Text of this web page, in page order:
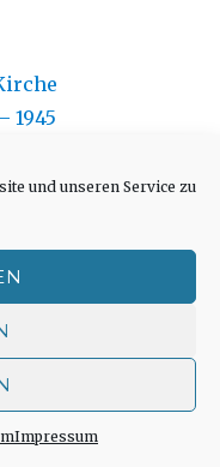
und unseren Service zu
Impressum
1945
und
Infos
der
in Dorsten